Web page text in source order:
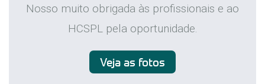
Nosso muito obrigada às profissionais e ao
HCSPL pela oportunidade.
Veja as fotos